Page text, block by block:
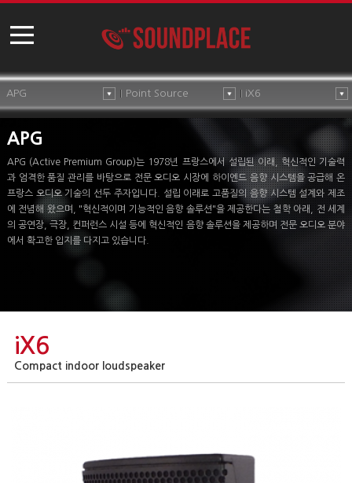
APG Point Source iX6
APG
APG (Active Premium Group)는 1978년 프랑스에서 설립된 이래, 혁신적인 기술력
과 엄격한 품질 관리를 바탕으로 전문 오디오 시장에 하이엔드 음향 시스템을 공급해 온
프랑스 오디오 기술의 선두 주자입니다. 설립 이래로 고품질의 음향 시스템 설계와 제조
에 전념해 왔으며, "혁신적이며 기능적인 음향 솔루션"을 제공한다는 철학 아래, 전 세계
의 공연장, 극장, 컨퍼런스 시설 등에 혁신적인 음향 솔루션을 제공하며 전문 오디오 분야
에서 확고한 입지를 다지고 있습니다.
iX6
Compact indoor loudspeaker